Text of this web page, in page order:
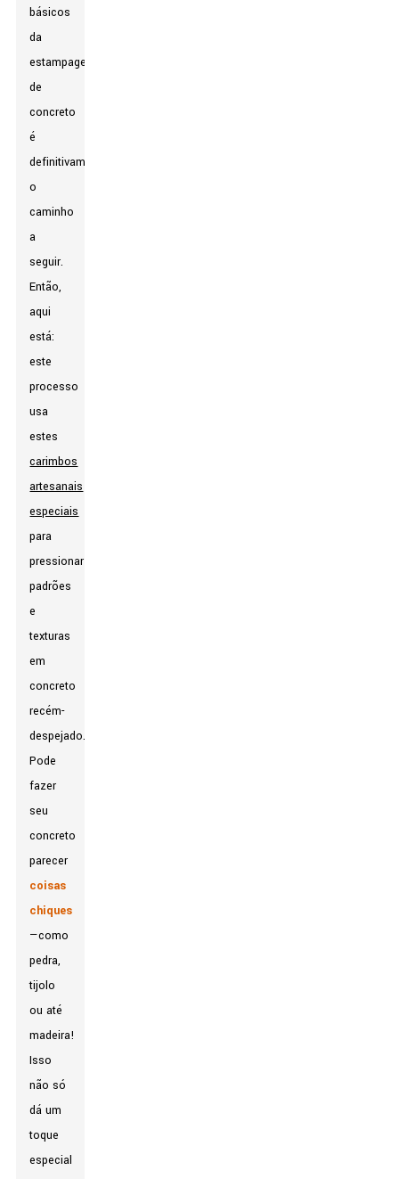
básicos
da
estampagem
de
concreto
é
definitivamente
o
caminho
a
seguir.
Então,
aqui
está:
este
processo
usa
estes
carimbos
artesanais
especiais
para
pressionar
padrões
e
texturas
em
concreto
recém-
despejado.
Pode
fazer
seu
concreto
parecer
coisas
chiques
—como
pedra,
tijolo
ou até
madeira!
Isso
não só
dá um
toque
especial